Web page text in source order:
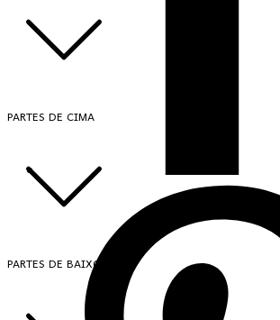
PARTES DE CIMA
PARTES DE BAIXO